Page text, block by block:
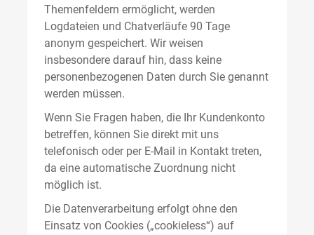
Themenfeldern ermöglicht, werden
Logdateien und Chatverläufe 90 Tage
anonym gespeichert. Wir weisen
insbesondere darauf hin, dass keine
personenbezogenen Daten durch Sie genannt
werden müssen.
Wenn Sie Fragen haben, die Ihr Kundenkonto
betreffen, können Sie direkt mit uns
telefonisch oder per E-Mail in Kontakt treten,
da eine automatische Zuordnung nicht
möglich ist.
Die Datenverarbeitung erfolgt ohne den
Einsatz von Cookies („cookieless“) auf